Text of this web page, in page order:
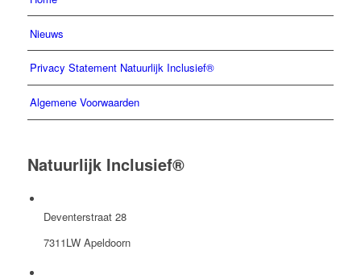
Nieuws
Privacy Statement Natuurlijk Inclusief®
Algemene Voorwaarden
Natuurlijk Inclusief®
Deventerstraat 28
7311LW Apeldoorn